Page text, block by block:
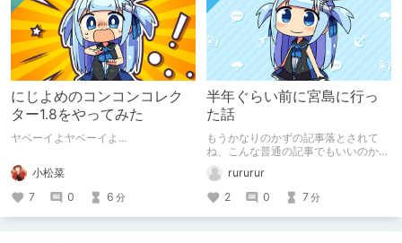
にじよめのコンコンコレク
ター1.8をやってみた
ヤベーイよヤベーイよ...
小松菜
7
0 6 分
半年ぐらい前に宮島に行っ
た話
もうかなりのかずの記事落とされて
ね、こんな普通の記事でもいいのかな
行ったことさえ忘れてた。 2021年11
月ごろですね、メリハリねー。 ネク
スト落とされた、頭痛いっていうの
に、ねくすと外して入れます。
rururur
2
0 7分